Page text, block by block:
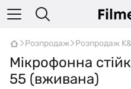
Розпродаж Розпродаж
Мікрофонна
55 (вживана)